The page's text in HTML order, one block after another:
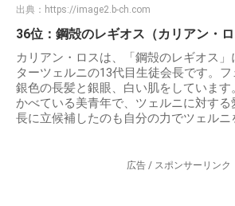
出典： https://image2.b-ch.com
36位：鋼殻のレギオス（カリアン・ロ
カリアン・ロスは、「鋼殻のレギオス
ターツェルニの13代目生徒会長です。フ
銀色の長髪と銀眼、白い肌をしていま
かべている美青年で、ツェルニに対す
長に立候補したのも自分の力でツェルニ
広告 / スポンサーリンク